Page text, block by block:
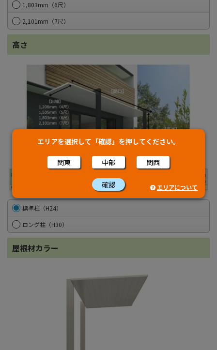
エリアを選択して「確認」を押してください。
関東 中部 関西
確認 エリアについて
1,803mm（6尺）
2,101mm（7尺）
高さ
標準柱（H24）
ロング柱（H30）
屋根材カラー